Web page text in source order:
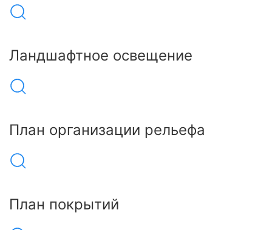
Ландшафтное освещение
План организации рельефа
План покрытий